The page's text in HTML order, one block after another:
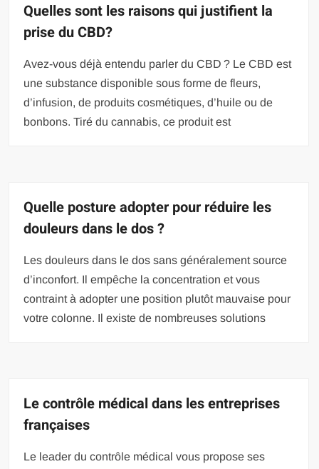
Quelles sont les raisons qui justifient la
prise du CBD?
Avez-vous déjà entendu parler du CBD ? Le CBD est
une substance disponible sous forme de fleurs,
d’infusion, de produits cosmétiques, d’huile ou de
bonbons. Tiré du cannabis, ce produit est
Quelle posture adopter pour réduire les
douleurs dans le dos ?
Les douleurs dans le dos sans généralement source
d’inconfort. Il empêche la concentration et vous
contraint à adopter une position plutôt mauvaise pour
votre colonne. Il existe de nombreuses solutions
Le contrôle médical dans les entreprises
françaises
Le leader du contrôle médical vous propose ses